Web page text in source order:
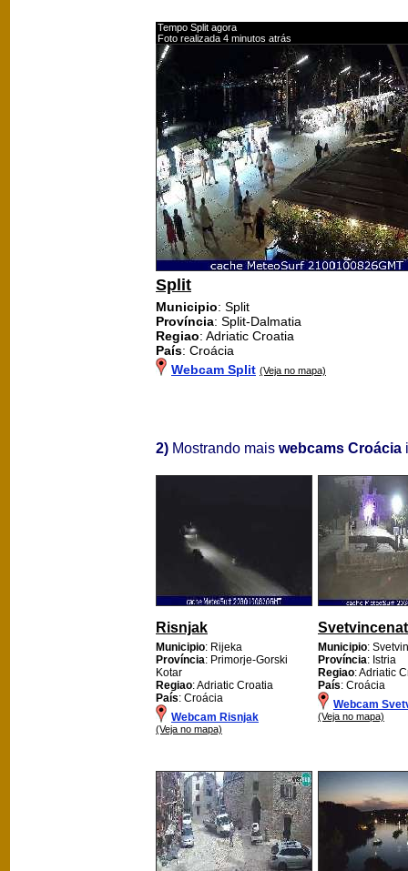
Tempo Split agora
Foto realizada 4 minutos atrás
Split
Municipio: Split
Província: Split-Dalmatia
Regiao: Adriatic Croatia
País: Croácia
Webcam Split (Veja no mapa)
2) Mostrando mais webcams Croácia
Risnjak
Municipio: Rijeka
Província: Primorje-Gorski
Kotar
Regiao: Adriatic Croatia
País: Croácia
Webcam Risnjak
(Veja no mapa)
Svetvincenat
Municipio:
Província: Istria
Regiao: Adriatic
País: Croácia
Webcam
(Veja no mapa)